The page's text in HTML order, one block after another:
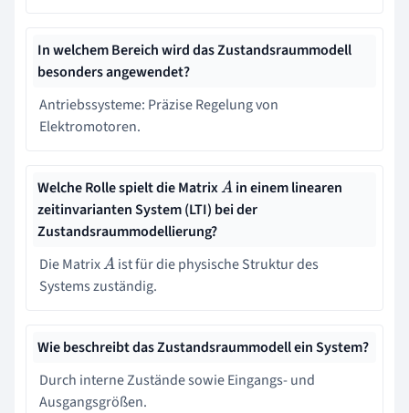
In welchem Bereich wird das Zustandsraummodell
besonders angewendet?
Antriebssysteme: Präzise Regelung von
Elektromotoren.
Welche Rolle spielt die MatrixA in einem linearen
zeitinvarianten System (LTI) bei der
Zustandsraummodellierung?
Die MatrixA ist für die physische Struktur des
Systems zuständig.
Wie beschreibt das Zustandsraummodell ein System?
Durch interne Zustände sowie Eingangs- und
Ausgangsgrößen.